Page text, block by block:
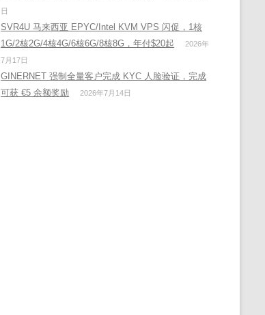
日
SVR4U 马来西亚 EPYC/Intel KVM VPS 闪促，1核
1G/2核2G/4核4G/6核6G/8核8G，年付$20起
2026年
7月17日
GINERNET 强制全量客户完成 KYC 人脸验证，完成
可获 €5 余额奖励
2026年7月14日